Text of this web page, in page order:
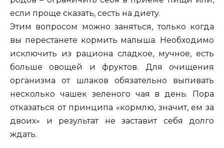
если проще сказать, сесть на диету.
Этим вопросом можно заняться, только когда
вы перестанете кормить малыша. Необходимо
исключить из рациона сладкое, мучное, есть
больше овощей и фруктов. Для очищения
организма от шлаков обязательно выпивать
несколько чашек зеленого чая в день. Пора
отказаться от принципа «кормлю, значит, ем за
двоих» и результат не заставит себя долго
ждать.